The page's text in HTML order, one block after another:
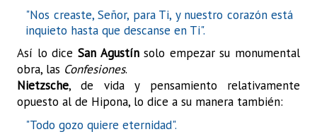
"Nos creaste, Señor, para Ti, y nuestro corazón está
inquieto hasta que descanse en Ti".
Así lo dice San Agustínsolo empezar su monumental
obra, las Confesiones.
Nietzsche, de vida y pensamiento relativamente
opuesto al de Hipona, lo dice a su manera también:
"Todo gozo quiere eternidad".